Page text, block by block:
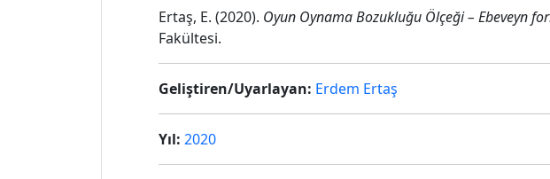
Ertaş, E. (2020). Oyun Oynama Bozukluğu Ölçeği – Ebeveyn
Fakültesi.
Geliştiren/Uyarlayan: Erdem Ertaş
Yıl: 2020